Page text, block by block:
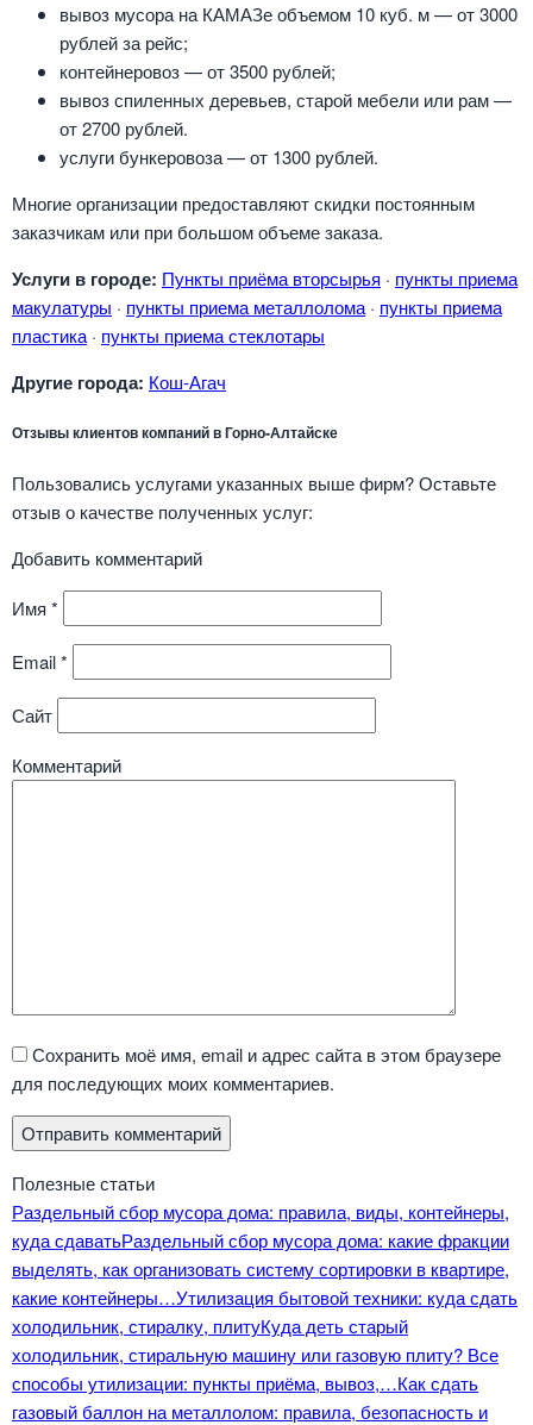
вывоз мусора на КАМАЗе объемом 10 куб. м — от 3000
рублей за рейс;
контейнеровоз — от 3500 рублей;
вывоз спиленных деревьев, старой мебели или рам —
от 2700 рублей.
услуги бункеровоза — от 1300 рублей.
Многие организации предоставляют скидки постоянным
заказчикам или при большом объеме заказа.
Услуги в городе: Пункты приёма вторсырья · пункты приема
макулатуры · пункты приема металлолома · пункты приема
пластика · пункты приема стеклотары
Другие города: Кош-Агач
Отзывы клиентов компаний в Горно-Алтайске
Пользовались услугами указанных выше фирм? Оставьте
отзыв о качестве полученных услуг:
Добавить комментарий
Имя *
Email*
Сайт
Комментарий
Сохранить моё имя, email и адрес сайта в этом браузере
для последующих моих комментариев.
Полезные статьи
Раздельный сбор мусора дома: правила, виды, контейнеры,
куда сдаватьРаздельный сбор мусора дома: какие фракции
выделять, как организовать систему сортировки в квартире,
какие контейнеры…Утилизация бытовой техники: куда сдать
холодильник, стиралку, плитуКуда деть старый
холодильник, стиральную машину или газовую плиту? Все
способы утилизации: пункты приёма, вывоз,…Как сдать
газовый баллон на металлолом: правила, безопасность и